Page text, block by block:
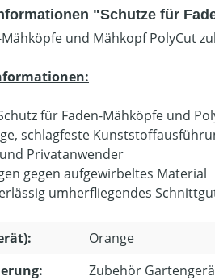
"Schutze für
Mähköpfe und Mähkopf PolyCut
für Faden-Mähköpfe und
schlagfeste
Privatanwender
gegen aufgewirbeltes Material
umherfliegendes
Orange
Zubehör